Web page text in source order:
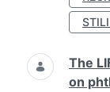
The
on